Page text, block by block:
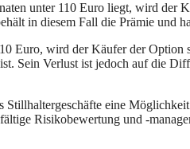
unter 110 Euro liegt, wird der
in diesem Fall die Prämie und
Euro, wird der Käufer der
Sein Verlust ist jedoch auf die
Stillhaltergeschäfte eine
Risikobewertung und -